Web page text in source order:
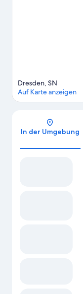
Dresden, SN
Auf Karte anzeigen
In der Umgebung